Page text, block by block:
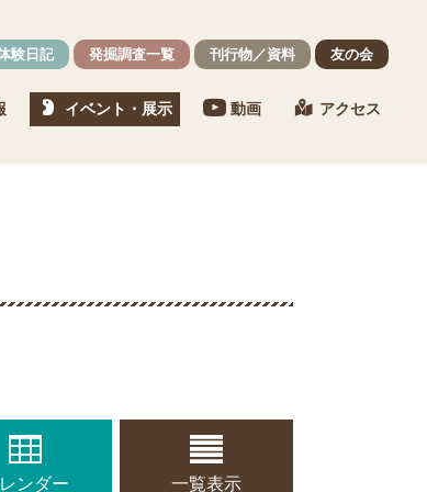
験日記 発掘調査一覧 刊行物／資料 友の会
イベント・展示 動画 アクセス
ンダー
一覧表示